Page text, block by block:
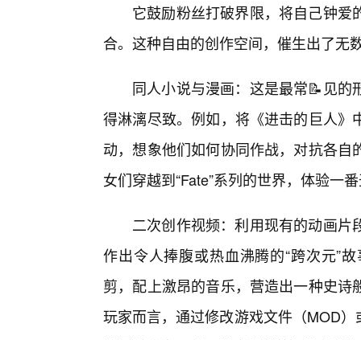
它鼓励粉丝打破界限，将自己钟
合。这种自由的创作空间，催生出了无
同人小说与漫画：这是最常📝见
得淋漓尽致。例如，将《进击的巨人
动，想象他们如何协同作战，对抗各
女们穿越到“Fate”系列的世界，体验一
二次创作视频：利用现有的动画
作出令人捧腹或热血沸腾的“跨次元”
剪，配上激昂的音乐，营造出一种史诗
玩家而言，通过修改游戏文件（MOD